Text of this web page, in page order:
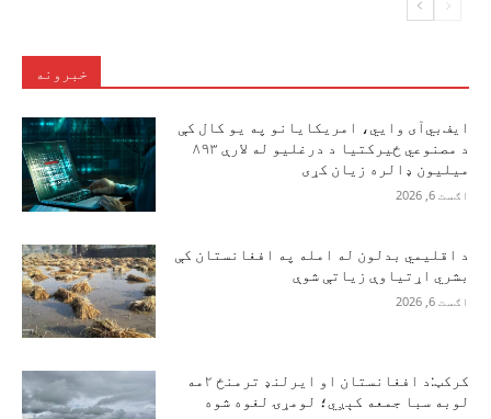
خبرونه
ایف‌بي‌آی وايي، امریکایانو په یو کال کې
د مصنوعي ځیرکتیا د درغلیو له لارې ۸۹۳
میلیون ډالره زیان کړی
اګست 6, 2026
د اقلیمي بدلون له امله په افغانستان کې
بشري اړتیاوې زیاتې شوې
اګست 6, 2026
کرکټ:د افغانستان او ایرلنډ ترمنځ ۲مه
لوبه سبا جمعه کېږي؛ لومړۍ لغوه شوه